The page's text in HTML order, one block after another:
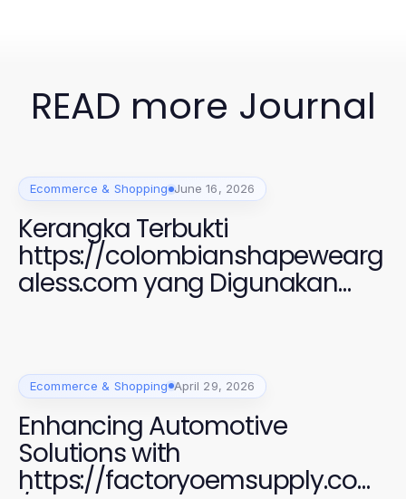
READ more Journal
Ecommerce & Shopping June 16, 2026
Kerangka Terbukti
https://colombianshapewearg
aless.com yang Digunakan
Perempuan Modern untuk
Ecommerce & Shopping April 29, 2026
Enhancing Automotive
Solutions with
https://factoryoemsupply.com